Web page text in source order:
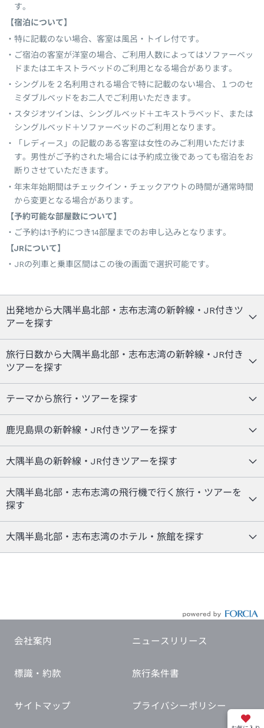
す。
【宿泊について】
特に記載のない場合、客室は風呂・トイレ付です。
ご宿泊の客室が洋室の場合、ご利用人数によってはソファーベッ
ドまたはエキストラベッドのご利用となる場合があります。
シングルを２名利用される場合で特に記載のない場合、１つのセ
ミダブルベッドをお二人でご利用いただきます。
スタジオツインは、シングルベッド＋エキストラベッド、または
シングルベッド＋ソファーベッドのご利用となります。
「レディース」の記載のある客室は女性のみご利用いただけま
す。男性がご予約された場合には予約成立後であっても宿泊をお
断りさせていただきます。
年末年始期間はチェックイン・チェックアウトの時間が通常時間
から変更となる場合があります。
【予約可能な部屋数について】
ご予約は1予約につき14部屋までのお申し込みとなります。
【JRについて】
JRの列車と乗車区間はこの後の画面で選択可能です。
出発地から大隅半島北部・志布志湾の新幹線・JR付きツ
アーを探す
旅行日数から大隅半島北部・志布志湾の新幹線・JR付き
ツアーを探す
テーマから旅行・ツアーを探す
鹿児島県の新幹線・JR付きツアーを探す
大隅半島の新幹線・JR付きツアーを探す
大隅半島北部・志布志湾の飛行機で行く旅行・ツアーを
探す
大隅半島北部・志布志湾のホテル・旅館を探す
会社案内 ニュースリリース
標識・約款 旅行条件書
サイトマップ プライバシーポリシー